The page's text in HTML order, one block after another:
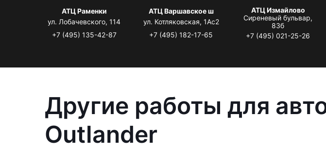
АТЦ Раменки
ул. Лобачевского, 114
+7 (495) 135-42-87
АТЦ Варшавское ш
ул. Котляковская, 1Ас2
+7 (495) 182-17-65
АТЦ Измайлово
Сиреневый бульвар,
83б
+7 (495) 021-25-26
Другие работы для
Outlander